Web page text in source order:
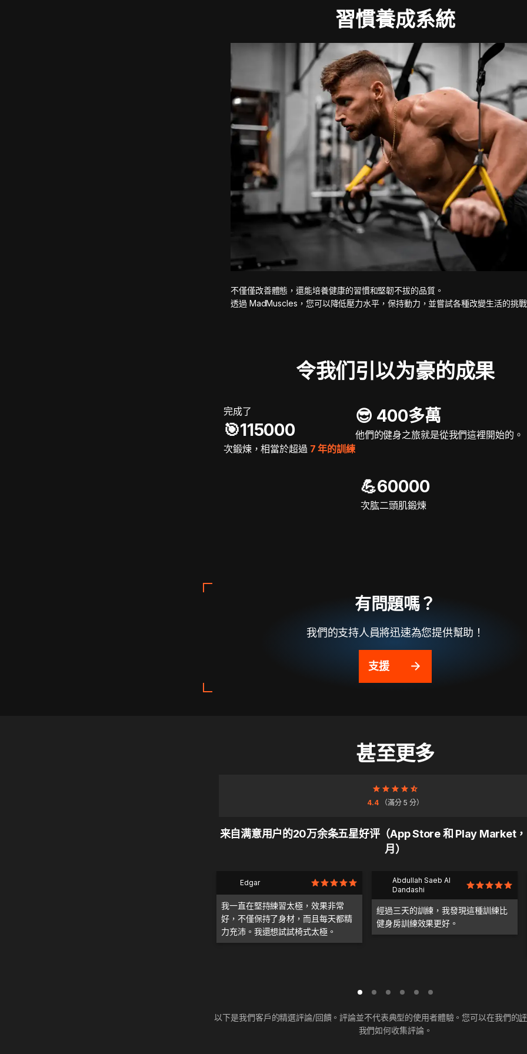
習慣養成系統
不僅僅改善體態，還能培養健康的習慣和堅韌不拔的品質。
透過 MadMuscles，您可以降低壓力水平，保持動力，並嘗試各種改變生活的挑
令我们引以为豪的成果
😎 400多萬
他們的健身之旅就是從我們這裡開始的。
完成了
🎯️115000
次鍛煉，相當於超過 7 年的訓練
💪60000
次肱二頭肌鍛煉
有問題嗎？
我們的支持人員將迅速為您提供幫助！
支援
甚至更多
4.4 （滿分 5 分）
来自满意用户的20万余条五星好评（App Store 和 Play Market
月）
Edgar
我一直在堅持練習太極，效果非常
好，不僅保持了身材，而且每天都精
力充沛。我還想試試椅式太極。
Abdullah Saeb Al
Dandashi
經過三天的訓練，我發現這種訓練比
健身房訓練效果更好。
以下是我們客戶的精選評論/回饋。評論並不代表典型的使用者體驗。您可以在我們的
我們如何收集評論。